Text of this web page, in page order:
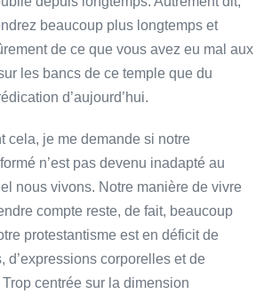
beaucoup plus longtemps et
de ce que vous avez eu mal aux
les bancs de ce temple que du
d’aujourd’hui.
cela, je me demande si notre
n’est pas devenu inadapté au
nous vivons. Notre manière de vivre
compte reste, de fait, beaucoup
protestantisme est en déficit de
d’expressions corporelles et de
centrée sur la dimension